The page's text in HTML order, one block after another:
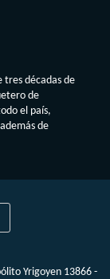
tres décadas de
de
el país,
de
Yrigoyen 13866 -